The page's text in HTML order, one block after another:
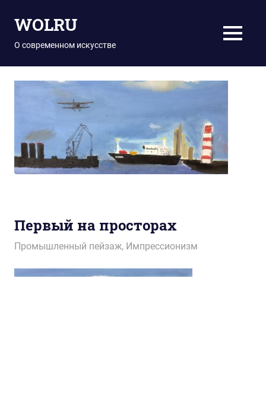
WOLRU
О современном искусстве МЕНЮ
Первый на просторах
06.08.2018
wol.ru
Промышленный пейзаж, Импрессионизм